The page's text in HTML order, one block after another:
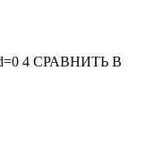
4 СРАВНИТЬ В